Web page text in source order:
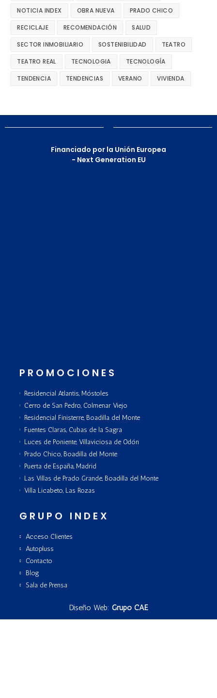
NOTICIA INDEX OBRA NUEVA PRADO CHICO
RECICLAJE RECOMENDACIÓN SALUD
SECTOR INMOBILIARIO SOSTENIBILIDAD TEATRO
TEATRO REAL TECNOLOGIA TECNOLOGÍA
TENDENCIA TENDENCIAS VERANO VIVIENDA
Financiado por la Unión Europea
- Next Generation EU
PROMOCIONES
Residencial Atlantis, Móstoles
Cerro de San Pedro, Colmenar Viejo
Residencial Finisterre, Boadilla del Monte
Fuentes Claras, Cubas de la Sagra
Luces de Poniente, Villaviciosa de Odón
Prado Chico, Boadilla del Monte
Puerta de España, Madrid
Las Villas de Prado Grande, Boadilla del Monte
Villa Licabeto, Las Rozas
GRUPO INDEX
Acceso Clientes
Autopluss
Contacto
Blog
Sala de Prensa
Diseño Web: Grupo CAE